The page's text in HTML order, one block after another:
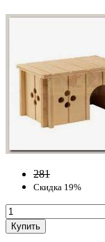
281
Скидка 19%